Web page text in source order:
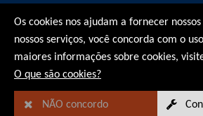
Os cookies nos ajudam a fornecer
nossos serviços, você concorda com o
maiores informações sobre cookies,
O que são cookies?
NÃO concordo